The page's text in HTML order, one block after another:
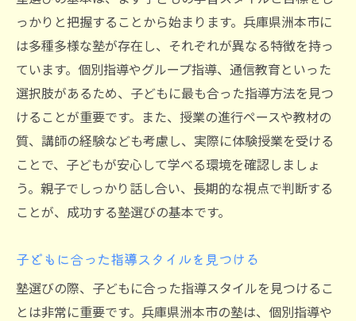
っかりと把握することから始まります。兵庫県洲本市に
は多種多様な塾が存在し、それぞれが異なる特徴を持っ
ています。個別指導やグループ指導、通信教育といった
選択肢があるため、子どもに最も合った指導方法を見つ
けることが重要です。また、授業の進行ペースや教材の
質、講師の経験なども考慮し、実際に体験授業を受ける
ことで、子どもが安心して学べる環境を確認しましょ
う。親子でしっかり話し合い、長期的な視点で判断する
ことが、成功する塾選びの基本です。
子どもに合った指導スタイルを見つける
塾選びの際、子どもに合った指導スタイルを見つけるこ
とは非常に重要です。兵庫県洲本市の塾は、個別指導や